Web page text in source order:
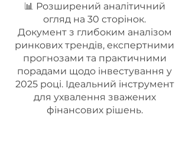
📊 Розширений аналітичний
огляд на 30 сторінок.
Документ з глибоким аналізом
ринкових трендів, експертними
прогнозами та практичними
порадами щодо інвестування у
2025 році. Ідеальний інструмент
для ухвалення зважених
фінансових рішень.